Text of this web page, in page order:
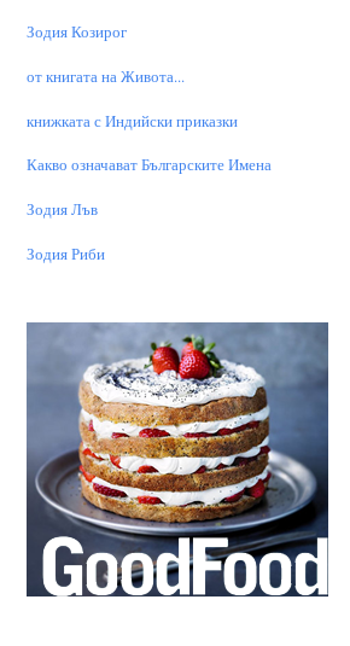
Зодия Козирог
от книгата на Живота...
книжката с Индийски приказки
Какво означават Българските Имена
Зодия Лъв
Зодия Риби